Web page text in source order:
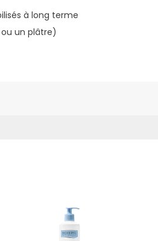
à long terme
un plâtre)